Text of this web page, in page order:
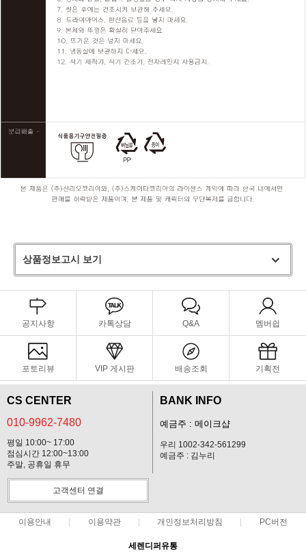
상품정보고시 보기
공지사항 카톡상담 Q&A 멤버쉽
포토리뷰 VIP 게시판 배송조회 기획전
CS CENTER
010-9962-7480
평일 10:00~ 17:00
점심시간 12:00~13:00
주말, 공휴일 휴무
BANK INFO
예금주 : 메이크샵
우리 1002-342-561299
예금주 : 김누리
고객센터 연결
이용안내 이용약관 개인정보처리방침 PC버전
세렌디퍼유통